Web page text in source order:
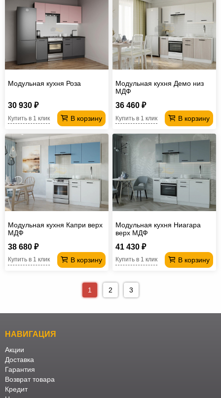
Модульная кухня Роза
30 930 ₽
В корзину
Купить в 1 клик
Модульная кухня Демо низ
МДФ
36 460 ₽
В корзину
Купить в 1 клик
Модульная кухня Капри верх
МДФ
38 680 ₽
В корзину
Купить в 1 клик
Модульная кухня Ниагара
верх МДФ
41 430 ₽
В корзину
Купить в 1 клик
1 2 3
НАВИГАЦИЯ
Акции
Доставка
Гарантия
Возврат товара
Кредит